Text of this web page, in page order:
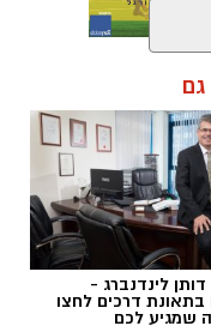
גם
דותן לינדנברג -
דרכים לחצו
שמגיע לכם